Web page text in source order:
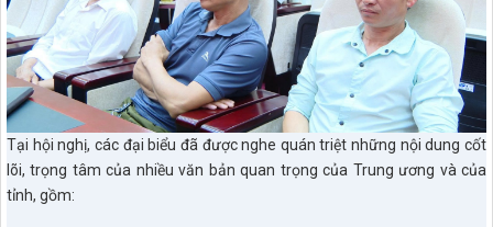
Tại hội nghị, các đại biểu đã được nghe quán triệt những nội dung cốt
lõi, trọng tâm của nhiều văn bản quan trọng của Trung ương và của
tỉnh, gồm: